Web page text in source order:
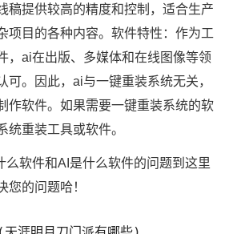
稿提供较高的精度和控制，适合生产
项目的各种内容。软件特性：作为工
，ai在出版、多媒体和在线图像等领
可。因此，ai与一键重装系统无关，
作软件。如果需要一键重装系统的软
统重装工具或软件。
么软件和AI是什么软件的问题到这里
您的问题哈！